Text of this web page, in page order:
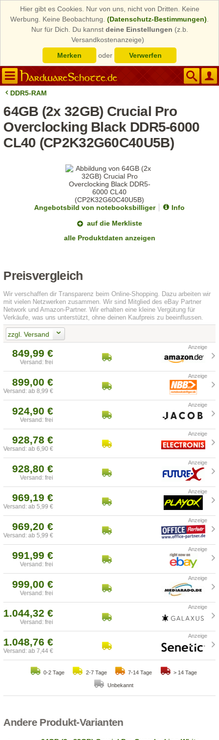
Hier gibt es Cookies. Nur von uns, nicht von Dritten. Keine
Werbung. Keine Beobachtung. (Datenschutz-Bestimmungen)
Nur für Dich. Du kannst deine Einstellungen (z.b.
Versandkostenanzeige)
Merken
oder Verwerfen
DDR5-RAM
64GB (2x 32GB) Crucial Pro
Overclocking Black DDR5-6000
CL40 (CP2K32G60C40U5B)
Angebotsbild von notebooksbilliger
Info
auf die Merkliste
alle Produktdaten anzeigen
Preisvergleich
Wir verschaffen dir Transparenz beim Online-Shopping. Dazu arbeiten wir
mit vielen Netzwerken zusammen. Wir sind Mitglied des eBay Partner
Network und Amazon-Partner. Wir erhalten eine kleine Vergütung für
Verkäufe, was uns unterstützt, ohne deinen Kaufpreis zu beeinflussen.
zzgl. Versand
849,99 €
Versand: frei
899,00 €
Versand: ab 8,99 €
924,90 €
Versand: frei
928,78 €
Versand: ab 6,90 €
928,80 €
Versand: frei
969,19 €
Versand: ab 5,99 €
969,20 €
Versand: ab 5,99 €
991,99 €
Versand: frei
999,00 €
Versand: frei
1.044,32 €
Versand: frei
1.048,76 €
Versand: ab 7,44 €
0-2 Tage 2-7 Tage 7-14 Tage > 14 Tage
Unbekannt
Andere Produkt-Varianten